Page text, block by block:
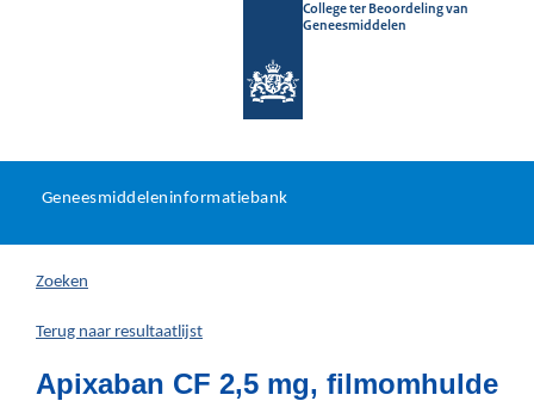
College ter Beoordeling van
Geneesmiddelen
U
hier:
Geneesmiddeleninformatiebank
Zoeken
Terug naar resultaatlijst
Apixaban CF 2,5 mg, filmomhulde